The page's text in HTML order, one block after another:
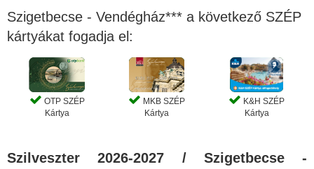
Szigetbecse - Vendégház*** a következő SZÉP
kártyákat fogadja el:
OTP SZÉP
Kártya
MKB SZÉP
Kártya
K&H SZÉP
Kártya
Szilveszter 2026-2027 / Szigetbecse -